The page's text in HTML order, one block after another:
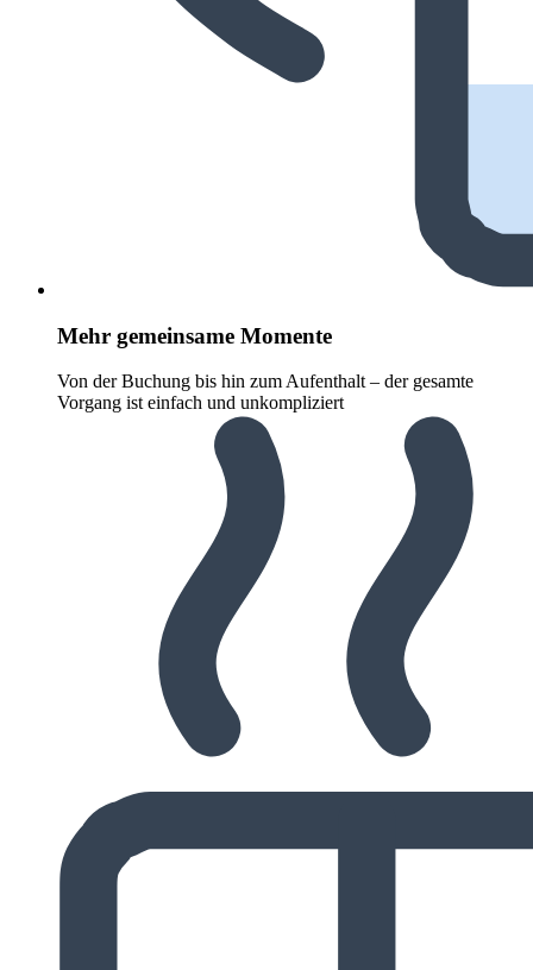
Mehr gemeinsame Momente
Von der Buchung bis hin zum Aufenthalt – der gesamte
Vorgang ist einfach und unkompliziert